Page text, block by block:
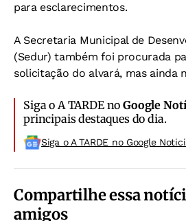
para esclarecimentos.
A Secretaria Municipal de
(Sedur) também foi procurada
solicitação do alvará, mas ainda
Siga o A TARDE noGoogle
principais destaques do dia.
Siga o A TARDE no Google
Compartilhe essa
amigos